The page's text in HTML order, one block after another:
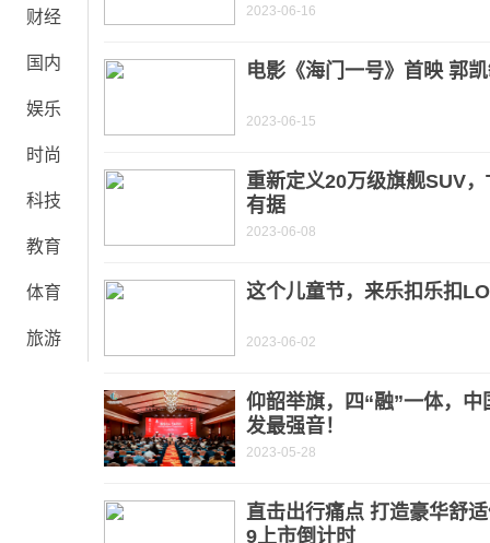
财经
国内
娱乐
时尚
科技
教育
体育
旅游
2023-06-16
电影《海门一号》首映 郭
2023-06-15
重新定义20万级旗舰SUV
有据
2023-06-08
这个儿童节，来乐扣乐扣
2023-06-02
仰韶举旗，四“融”一体，
发最强音！
2023-05-28
直击出行痛点 打造豪华舒
9上市倒计时